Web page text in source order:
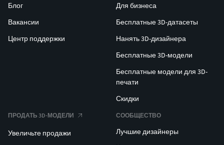
Блог
Вакансии
Центр поддержки
Для бизнеса
Бесплатные 3D-датасеты
Нанять 3D-дизайнера
Бесплатные 3D-модели
Бесплатные модели для 3D-
печати
Скидки
ПРОДАТЬ 3D-МОДЕЛИ
Увеличьте продажи
СООБЩЕСТВО
Лучшие дизайнеры